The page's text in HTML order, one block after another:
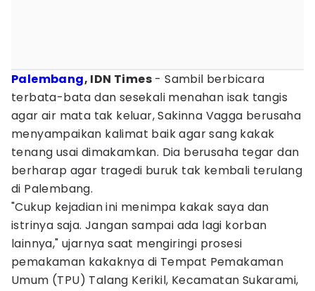
Palembang, IDN Times - Sambil berbicara
terbata-bata dan sesekali menahan isak tangis
agar air mata tak keluar, Sakinna Vagga berusaha
menyampaikan kalimat baik agar sang kakak
tenang usai dimakamkan. Dia berusaha tegar dan
berharap agar tragedi buruk tak kembali terulang
di Palembang.
"Cukup kejadian ini menimpa kakak saya dan
istrinya saja. Jangan sampai ada lagi korban
lainnya," ujarnya saat mengiringi prosesi
pemakaman kakaknya di Tempat Pemakaman
Umum (TPU) Talang Kerikil, Kecamatan Sukarami,